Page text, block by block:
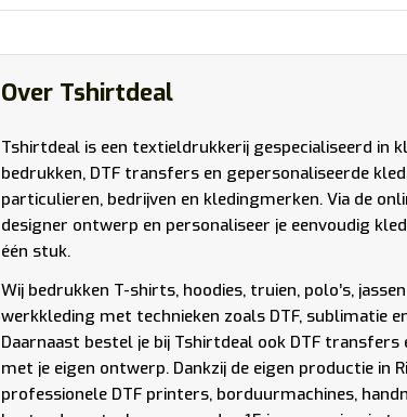
Over Tshirtdeal
Tshirtdeal is een textieldrukkerij gespecialiseerd in
bedrukken, DTF transfers en gepersonaliseerde
particulieren, bedrijven en kledingmerken. Via de
designer ontwerp en personaliseer je eenvoudig
één stuk.
Wij bedrukken T-shirts, hoodies, truien, polo’s,
werkkleding met technieken zoals DTF, sublimatie
Daarnaast bestel je bij Tshirtdeal ook DTF transfers
met je eigen ontwerp. Dankzij de eigen productie in
professionele DTF printers, borduurmachines,